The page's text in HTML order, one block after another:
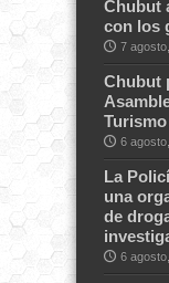
Chubut
con los
7
Chubut
Turismo
6
La
una
de
6